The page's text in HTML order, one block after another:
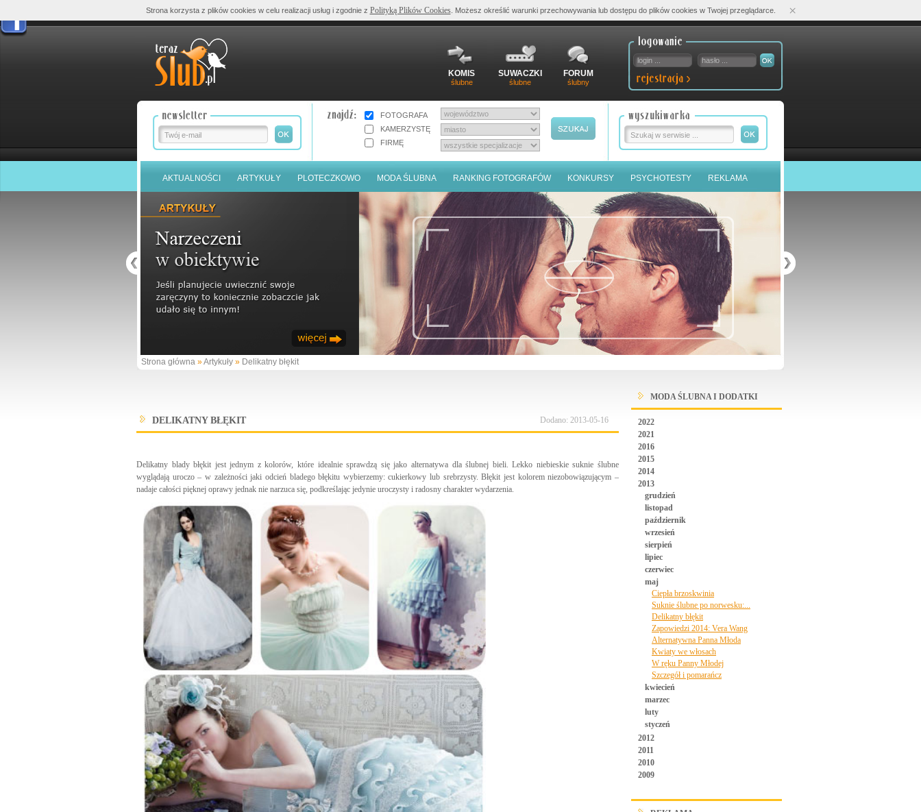
KOMIS
ślubne
SUWACZKI
ślubne
FORUM
ślubny
FOTOGRAFA
KAMERZYSTĘ
FIRMĘ
AKTUALNOŚCI ARTYKUŁY PLOTECZKOWO MODA ŚLUBNA RANKING FOTOGRAFÓW KONKURSY PSYCHOTESTY REKLAMA
Strona główna »Artykuły » Delikatny błękit
DELIKATNY BŁĘKIT Dodano: 2013-05-16
Delikatny blady błękit jest jednym z kolorów, które idealnie sprawdzą się jako alternatywa dla ślubnej bieli. Lekko niebieskie suknie ślubne
wyglądają uroczo – w zależności jaki odcień bladego błękitu wybierzemy: cukierkowy lub srebrzysty. Błękit jest kolorem niezobowiązującym –
nadaje całości pięknej oprawy jednak nie narzuca się, podkreślając jedynie uroczysty i radosny charakter wydarzenia.
MODA ŚLUBNA I DODATKI
2022
2021
2016
2015
2014
2013
grudzień
listopad
październik
wrzesień
sierpień
lipiec
czerwiec
maj
Ciepła brzoskwinia
Suknie ślubne po norwesku:...
Delikatny błękit
Zapowiedzi 2014: Vera Wang
Alternatywna Panna Młoda
Kwiaty we włosach
W ręku Panny Młodej
Szczegół i pomarańcz
kwiecień
marzec
luty
styczeń
2012
2011
2010
2009
Strona korzysta z plików cookies w celu realizacji usług i zgodnie z Polityką Plików Cookies. Możesz określić warunki przechowywania lub dostępu do plików cookies w Twojej przeglądarce. ×